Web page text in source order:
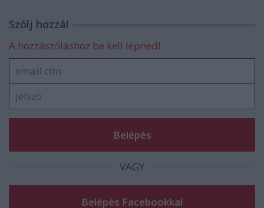
Szólj hozzá!
A hozzászóláshoz be kell lépned!
VAGY